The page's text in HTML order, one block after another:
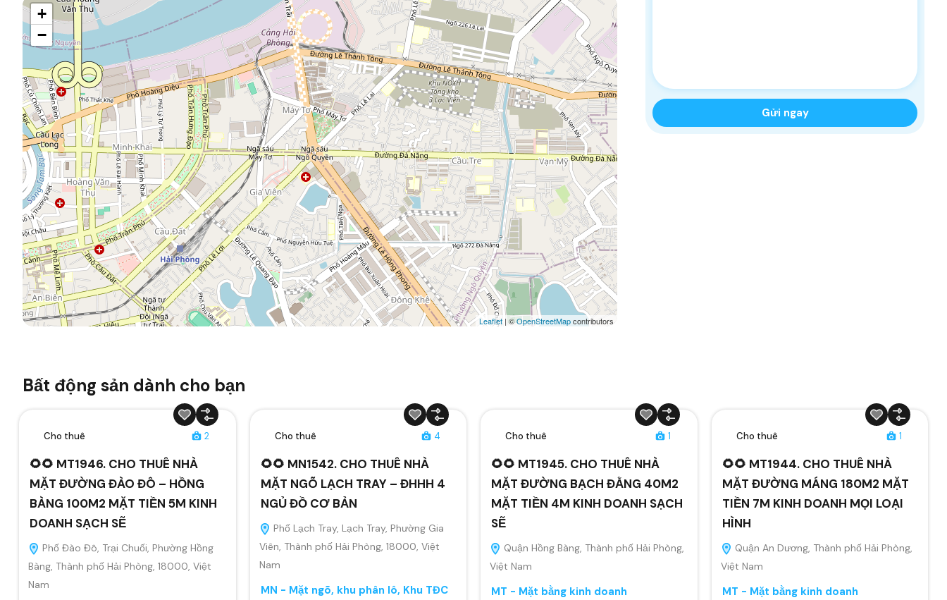
+
−
Leaflet | ©OpenStreetMapcontributors
Bất động sản dành cho bạn
Cho thuê 2
🌻🌻 MT1946. CHO THUÊ NHÀ
MẶT ĐƯỜNG ĐÀO ĐÔ – HỒNG
BÀNG 100M2 MẶT TIỀN 5M KINH
DOANH SẠCH SẼ
Phố Đào Đô, Trại Chuối, Phường Hồng
Bàng, Thành phố Hải Phòng, 18000, Việt
Nam
Cho thuê 4
🌻🌻 MN1542. CHO THUÊ NHÀ
MẶT NGÕ LẠCH TRAY – ĐHHH 4
NGỦ ĐỒ CƠ BẢN
Phố Lạch Tray, Lạch Tray, Phường Gia
Viên, Thành phố Hải Phòng, 18000, Việt
Nam
MN - Mặt ngõ, khu phân lô, Khu TĐC
Cho thuê 1
🌻🌻 MT1945. CHO THUÊ NHÀ
MẶT ĐƯỜNG BẠCH ĐẰNG 40M2
MẶT TIỀN 4M KINH DOANH SẠCH
SẼ
Quận Hồng Bàng, Thành phố Hải Phòng,
Việt Nam
MT - Mặt bằng kinh doanh
Cho thuê 1
🌻🌻 MT1944. CHO THUÊ NHÀ
MẶT ĐƯỜNG MÁNG 180M2 MẶT
TIỀN 7M KINH DOANH MỌI LOẠI
HÌNH
Quận An Dương, Thành phố Hải Phòng,
Việt Nam
MT - Mặt bằng kinh doanh